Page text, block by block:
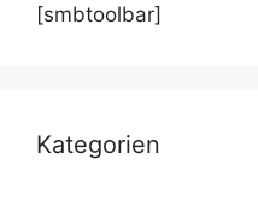
[smbtoolbar]
Kategorien